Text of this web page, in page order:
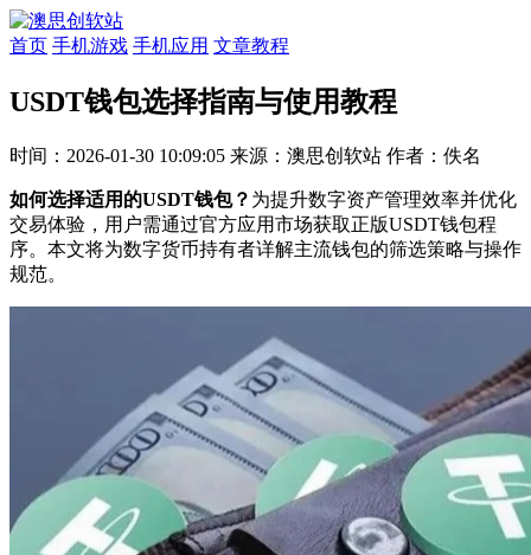
首页 手机游戏 手机应用 文章教程
USDT钱包选择指南与使用教程
时间：2026-01-30 10:09:05 来源：澳思创软站 作者：佚名
如何选择适用的USDT钱包？ 为提升数字资产管理效率并优化
交易体验，用户需通过官方应用市场获取正版USDT钱包程
序。本文将为数字货币持有者详解主流钱包的筛选策略与操作
规范。